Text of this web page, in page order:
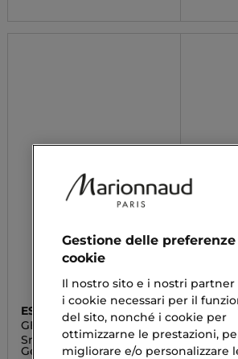
ESSENCE
GEL NAILS
Smalto Unghie Effetto
Gel
DIOR
lunga
Gestione delle
cookie
Il nostro sito e i nostri partner
i cookie necessari per il
del sito, nonché i cookie per
ottimizzarne le prestazioni,
migliorare e/o personalizzare